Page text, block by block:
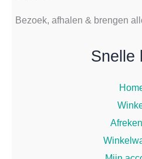
Bezoek, afhalen & brengen
Snelle